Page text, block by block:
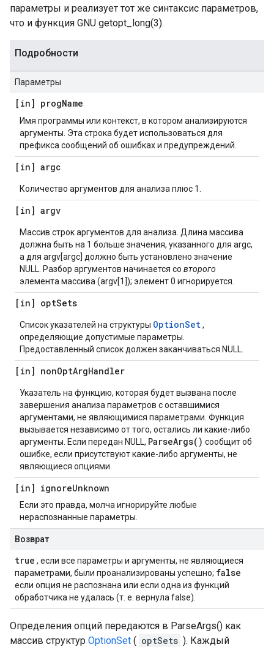
параметры и реализует тот же синтаксис параметров,
что и функция GNU getopt_long(3).
Подробности
Параметры
[in] progName
Имя программы или контекст, в котором анализируются
аргументы. Эта строка будет использоваться для
префикса сообщений об ошибках и предупреждений.
[in] argc
Количество аргументов для анализа плюс 1.
[in] argv
Массив строк аргументов для анализа. Длина массива
должна быть на 1 больше значения, указанного для argc,
а для argv[argc] должно быть установлено значение
NULL. Разбор аргументов начинается со второго
элемента массива (argv[1]); элемент 0 игнорируется.
[in] optSets
Список указателей на структуры OptionSet,
определяющие допустимые параметры.
Предоставленный список должен заканчиваться NULL.
[in] nonOptArgHandler
Указатель на функцию, которая будет вызвана после
завершения анализа параметров с оставшимися
аргументами, не являющимися параметрами. Функция
вызывается независимо от того, остались ли какие-либо
аргументы. Если передан NULL, ParseArgs() сообщит об
ошибке, если присутствуют какие-либо аргументы, не
являющиеся опциями.
[in] ignoreUnknown
Если это правда, молча игнорируйте любые
нераспознанные параметры.
Возврат
true , если все параметры и аргументы, не являющиеся
параметрами, были проанализированы успешно; false
если опция не распознана или если одна из функций
обработчика не удалась (т. е. вернула false).
Определения опций передаются в ParseArgs() как
массив структур OptionSet ( optSets ). Каждый